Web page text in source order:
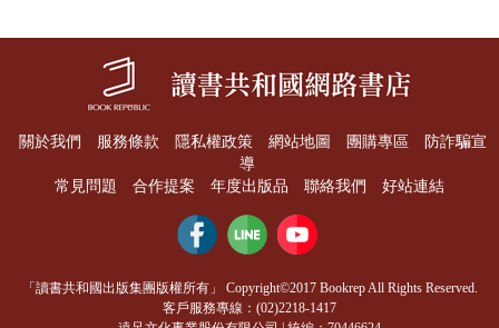
關於我們 服務條款 隱私權政策 網站地圖 團購專區
防詐騙宣
導
常見問題
合作提案 年度出版品 聯絡我們 好站連結
「讀書共和國出版集團版權所有」 Copyright©2017 Bookrep All Rights Reserved.
客戶服務專線：(02)2218-1417